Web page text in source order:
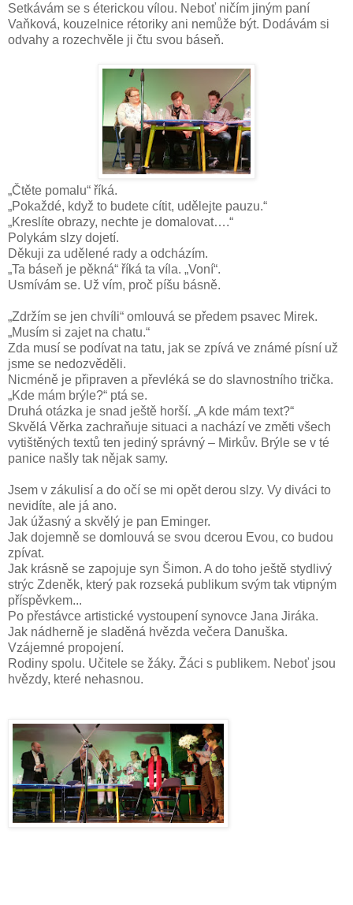
Setkávám se s éterickou vílou. Neboť ničím jiným paní
Vaňková, kouzelnice rétoriky ani nemůže být. Dodávám si
odvahy a rozechvěle ji čtu svou báseň.
„Čtěte pomalu“ říká.
„Pokaždé, když to budete cítit, udělejte pauzu.“
„Kreslíte obrazy, nechte je domalovat….“
Polykám slzy dojetí.
Děkuji za udělené rady a odcházím.
„Ta báseň je pěkná“ říká ta víla. „Voní“.
Usmívám se. Už vím, proč píšu básně.
„Zdržím se jen chvíli“ omlouvá se předem psavec Mirek.
„Musím si zajet na chatu.“
Zda musí se podívat na tatu, jak se zpívá ve známé písní už
jsme se nedozvěděli.
Nicméně je připraven a převléká se do slavnostního trička.
„Kde mám brýle?“ ptá se.
Druhá otázka je snad ještě horší. „A kde mám text?“
Skvělá Věrka zachraňuje situaci a nachází ve změti všech
vytištěných textů ten jediný správný – Mirkův. Brýle se v té
panice našly tak nějak samy.
Jsem v zákulisí a do očí se mi opět derou slzy. Vy diváci to
nevidíte, ale já ano.
Jak úžasný a skvělý je pan Eminger.
Jak dojemně se domlouvá se svou dcerou Evou, co budou
zpívat.
Jak krásně se zapojuje syn Šimon. A do toho ještě stydlivý
strýc Zdeněk, který pak rozseká publikum svým tak vtipným
příspěvkem...
Po přestávce artistické vystoupení synovce Jana Jiráka.
Jak nádherně je sladěná hvězda večera Danuška.
Vzájemné propojení.
Rodiny spolu. Učitele se žáky. Žáci s publikem. Neboť jsou
hvězdy, které nehasnou.